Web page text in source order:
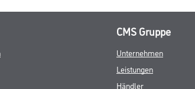
CMS Gruppe
Unternehmen
Leistungen
Händler